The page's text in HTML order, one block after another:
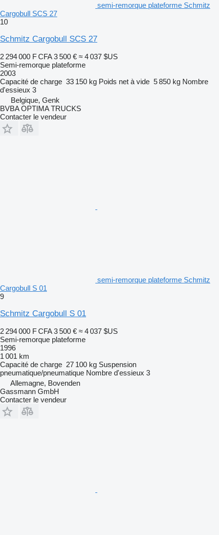
semi-remorque plateforme Schmitz
Cargobull SCS 27
10
Schmitz Cargobull SCS 27
2 294 000 F CFA 3 500 € ≈ 4 037 $US
Semi-remorque plateforme
2003
Capacité de charge 33 150 kg Poids net à vide 5 850 kg Nombre
d'essieux 3
Belgique, Genk
BVBA OPTIMA TRUCKS
Contacter le vendeur
semi-remorque plateforme Schmitz
Cargobull S 01
9
Schmitz Cargobull S 01
2 294 000 F CFA 3 500 € ≈ 4 037 $US
Semi-remorque plateforme
1996
1 001 km
Capacité de charge 27 100 kg Suspension
pneumatique/pneumatique Nombre d'essieux 3
Allemagne, Bovenden
Gassmann GmbH
Contacter le vendeur